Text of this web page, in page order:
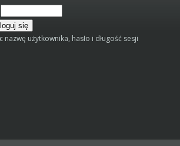
użytkownika, hasło i długość sesji